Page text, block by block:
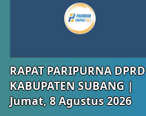
RAPAT PARIPURNA DPRD
KABUPATEN SUBANG |
Jumat, 8 Agustus 2026